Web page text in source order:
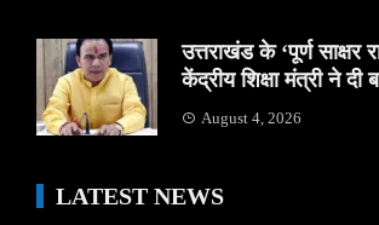
उत्तराखंड के ‘पूर्ण साक्षर
केंद्रीय शिक्षा मंत्री ने दी
August 4, 2026
LATEST NEWS